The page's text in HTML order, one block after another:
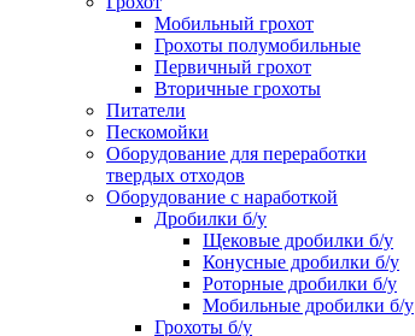
Мобильный грохот
Грохоты полумобильные
Первичный грохот
Вторичные грохоты
Питатели
Пескомойки
Оборудование для переработки
твердых отходов
Оборудование с наработкой
Дробилки б/у
Щековые дробилки б/у
Конусные дробилки б/у
Роторные дробилки б/у
Мобильные дробилки б/у
Грохоты б/у